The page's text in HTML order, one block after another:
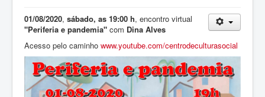
01/08/2020, sábado, as 19:00 h, encontro virtual
"Periferia e pandemia" com Dina Alves
Acesso pelo caminho www.youtube.com/centrodeculturasocial